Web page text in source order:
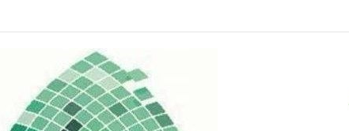
من إيرادات الهاتف الثابت قريباً